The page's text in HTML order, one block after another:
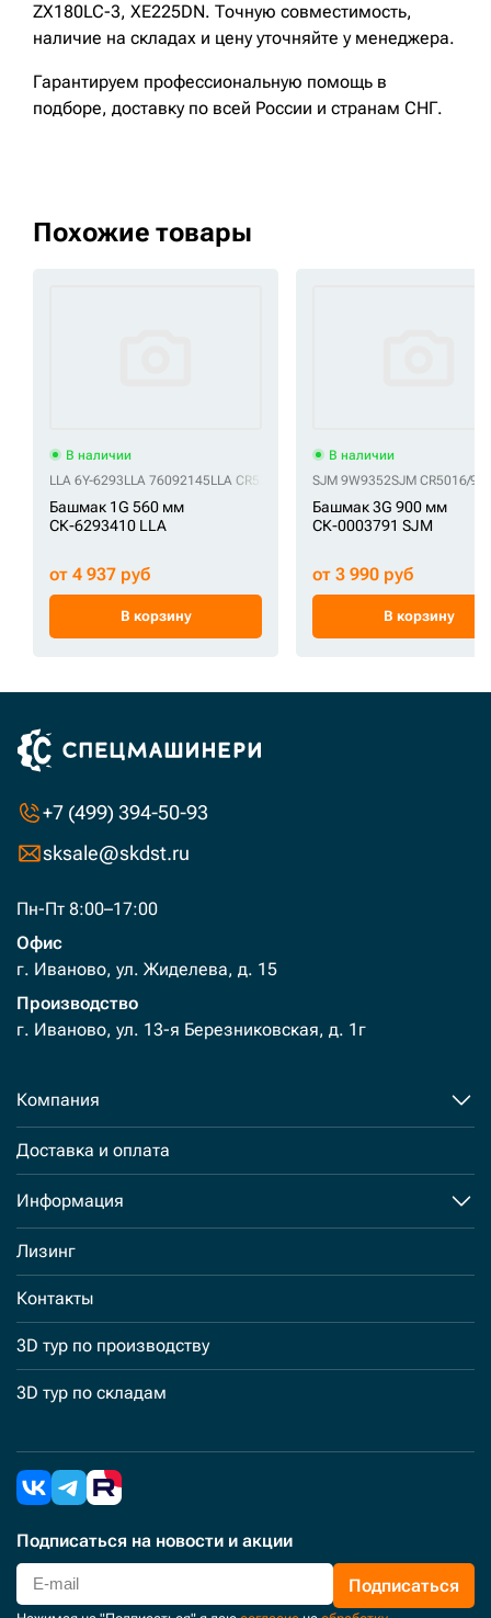
ZX180LC-3, XE225DN. Точную совместимость,
наличие на складах и цену уточняйте у менеджера.
Гарантируем профессиональную помощь в
подборе, доставку по всей России и странам СНГ.
Похожие товары
В наличии
LLA 6Y-6293LLA 76092145LLA CR5315/22 LLA IS3704/560LLA
Башмак 1G 560 мм
СК-6293410 LLA
от 4 937 руб
В корзину
В наличии
SJM 9W9352SJM CR5016/
Башмак 3G 900 мм
СК-0003791 SJM
от 3 990 руб
В корзину
+7 (499) 394-50-93
sksale@skdst.ru
Пн-Пт 8:00–17:00
Офис
г. Иваново, ул. Жиделева, д. 15
Производство
г. Иваново, ул. 13-я Березниковская, д. 1г
Компания
Доставка и оплата
Информация
Лизинг
Контакты
3D тур по производству
3D тур по складам
Подписаться на новости и акции
Подписаться